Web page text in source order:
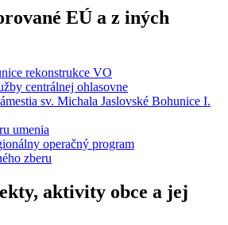
EÚ a z iných
aktivity obce a jej